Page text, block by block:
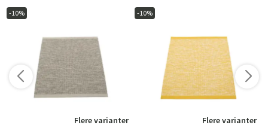
-10%
Flere varianter
-10%
Flere varianter